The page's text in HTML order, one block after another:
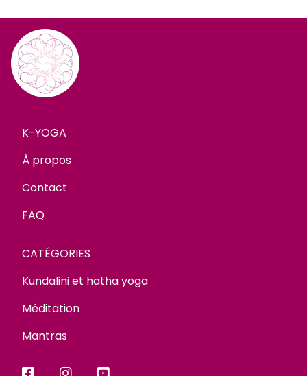
K-YOGA
À propos
Contact
FAQ
CATÉGORIES
Kundalini et hatha yoga
Méditation
Mantras